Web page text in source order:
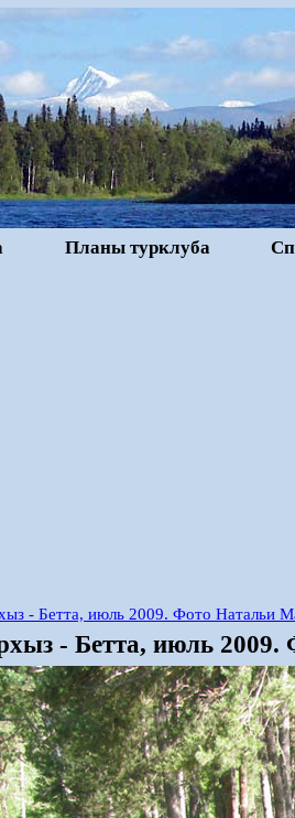
Планы турклуба
- Бетта, июль 2009. Фото Натальи
- Бетта, июль 2009.